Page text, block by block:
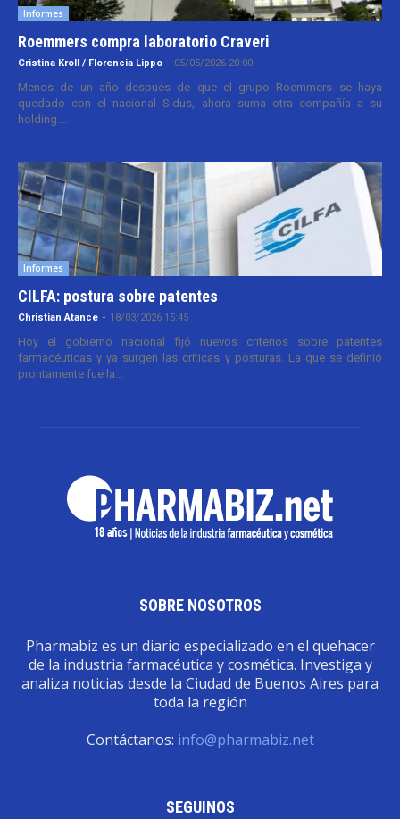
Informes
Roemmers compra laboratorio Craveri
Cristina Kroll / Florencia Lippo - 05/05/2026 20:00
Menos de un año después de que el grupo Roemmers se haya
quedado con el nacional Sidus, ahora suma otra compañía a su
holding....
Informes
CILFA: postura sobre patentes
Christian Atance - 18/03/2026 15:45
Hoy el gobierno nacional fijó nuevos criterios sobre patentes
farmacéuticas y ya surgen las críticas y posturas. La que se definió
prontamente fue la...
SOBRE NOSOTROS
Pharmabiz es un diario especializado en el quehacer
de la industria farmacéutica y cosmética. Investiga y
analiza noticias desde la Ciudad de Buenos Aires para
toda la región
Contáctanos: info@pharmabiz.net
SEGUINOS